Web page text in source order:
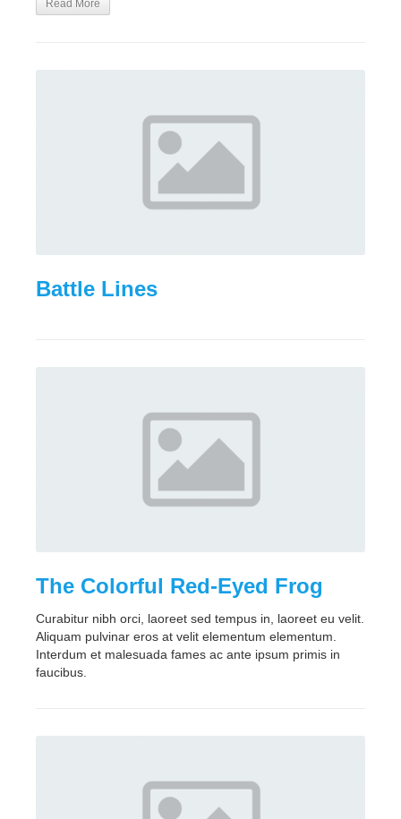
Read More
Battle Lines
The Colorful Red-Eyed Frog
Curabitur nibh orci, laoreet sed tempus in, laoreet eu velit.
Aliquam pulvinar eros at velit elementum elementum.
Interdum et malesuada fames ac ante ipsum primis in
faucibus.